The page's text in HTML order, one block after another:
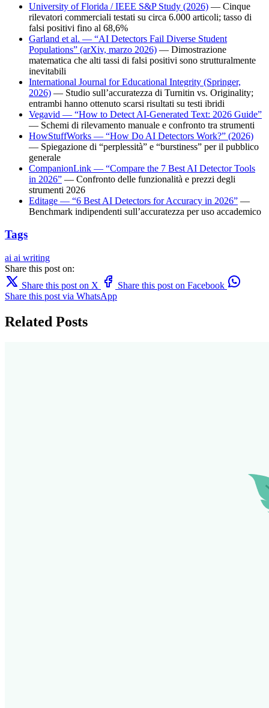
University of Florida / IEEE S&P Study (2026) — Cinque
rilevatori commerciali testati su circa 6.000 articoli; tasso di
falsi positivi fino al 68,6%
Garland et al. — “AI Detectors Fail Diverse Student
Populations” (arXiv, marzo 2026) — Dimostrazione
matematica che alti tassi di falsi positivi sono strutturalmente
inevitabili
International Journal for Educational Integrity (Springer,
2026) — Studio sull’accuratezza di Turnitin vs. Originality;
entrambi hanno ottenuto scarsi risultati su testi ibridi
Vegavid — “How to Detect AI-Generated Text: 2026 Guide”
— Schemi di rilevamento manuale e confronto tra strumenti
HowStuffWorks — “How Do AI Detectors Work?” (2026)
— Spiegazione di “perplessità” e “burstiness” per il pubblico
generale
CompanionLink — “Compare the 7 Best AI Detector Tools
in 2026” — Confronto delle funzionalità e prezzi degli
strumenti 2026
Editage — “6 Best AI Detectors for Accuracy in 2026” —
Benchmark indipendenti sull’accuratezza per uso accademico
Tags
ai ai writing
Share this post on:
Share this post on X
Share this post on Facebook
Share this post via WhatsApp
Related Posts